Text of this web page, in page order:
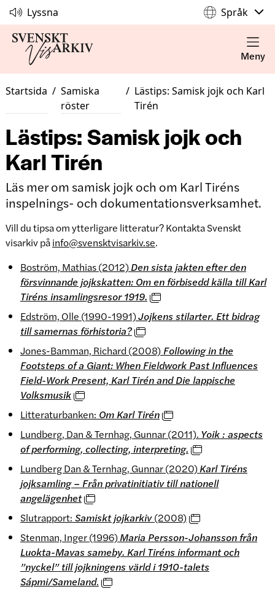
Lyssna Språk
Meny
Startsida / Samiska
röster
/ Lästips: Samisk jojk och Karl
Tirén
Lästips: Samisk jojk och
Karl Tirén
Läs mer om samisk jojk och om Karl Tiréns
inspelnings- och dokumentationsverksamhet.
Vill du tipsa om ytterligare litteratur? Kontakta Svenskt
visarkiv påinfo@svensktvisarkiv.se.
Boström, Mathias (2012)Den sista jakten efter den
försvinnande jojkskatten: Om en förbisedd källa till Karl
Tiréns insamlingsresor 1919.
Edström, Olle (1990-1991)Jojkens stilarter. Ett bidrag
till samernas förhistoria?
Jones-Bamman, Richard (2008)Following in the
Footsteps of a Giant: When Fieldwork Past Influences
Field-WorkPresent, Karl Tirén and Die lappische
Volksmusik
Litteraturbanken: Om Karl Tirén
Lundberg, Dan & Ternhag, Gunnar (2011). Yoik : aspects
of performing, collecting, interpreting.
Lundberg Dan & Ternhag, Gunnar (2020)Karl Tiréns
jojksamling – Från privatinitiativ till nationell
angelägenhet
Slutrapport: Samiskt jojkarkiv(2008)
Stenman, Inger (1996)Maria Persson-Johansson från
Luokta-Mavas sameby. Karl Tiréns informant och
”nyckel” till jojkningens värld i 1910-talets
Sápmi/Sameland.